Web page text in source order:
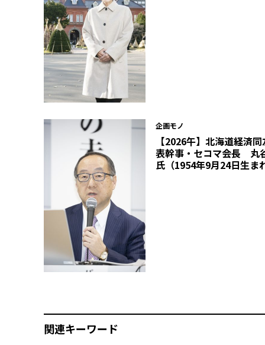
企画モノ
【2026午】北海道経済
表幹事・セコマ会長 丸
氏（1954年9月24日生ま
関連キーワード